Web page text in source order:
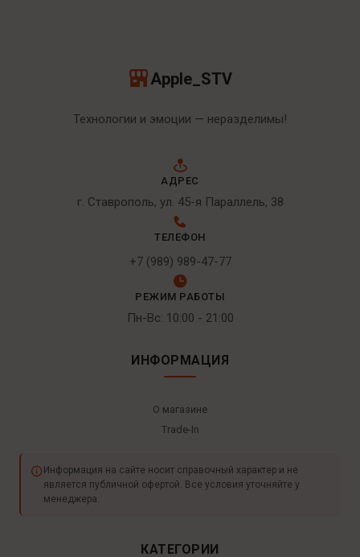
Apple_STV
Технологии и эмоции — неразделимы!
АДРЕС
г. Ставрополь, ул. 45-я Параллель, 38
ТЕЛЕФОН
+7 (989) 989-47-77
РЕЖИМ РАБОТЫ
Пн-Вс: 10:00 - 21:00
ИНФОРМАЦИЯ
О магазине
Trade-In
Информация на сайте носит справочный характер и не
является публичной офертой. Все условия уточняйте у
менеджера.
КАТЕГОРИИ